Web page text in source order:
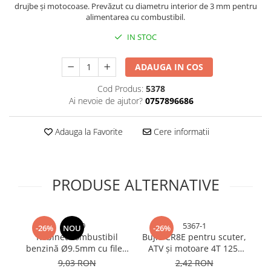
Maturi, Mopuri si galeti
Decoratiuni casa & sarbatori
Accesorii decorative
Mercerie
Accesorii corpuri de iluminat
Accesorii prize si intrerupatoare
Aplice fatada
Aplice si plafoniere
drujbe și motocoase. Prevăzut cu diametru interior de 3 mm pentru
alimentarea cu combustibil.
IN STOC
ADAUGA IN COS
Cod Produs: 5378
Ai nevoie de ajutor? 0757896686
Adauga la Favorite Cere informatii
PRODUSE ALTERNATIVE
-26% NOU
4969
Robinet combustibil
benzină Ø9.5mm cu filet,
pentru generator,
9,03 RON
-26% 5367-1
Bujie CR8E pentru scuter,
ATV și motoare 4T 125-
600cc, AVI®, performanță
2,42 RON